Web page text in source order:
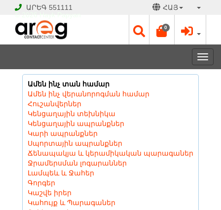
ԱՐԵԳ 551111 ՀԱՅ
0
Ամեն ինչ տան համար
Ամեն ինչ վերանորոգման համար
Հուշանվերներ
Կենցաղային տեխնիկա
Կենցաղային ապրանքներ
Կարի ապրանքներ
Սպորտային ապրանքներ
Ճենապակյա և կերամիկական պարագաներ
Ջրամերսման լոգարաններ
Լամպեև և Ջահեր
Գորգեր
Կաշվե իրեր
Կահույք և Պարագաներ